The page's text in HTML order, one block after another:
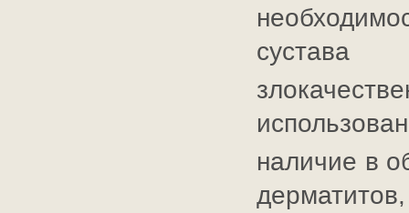
сустава
наличие в